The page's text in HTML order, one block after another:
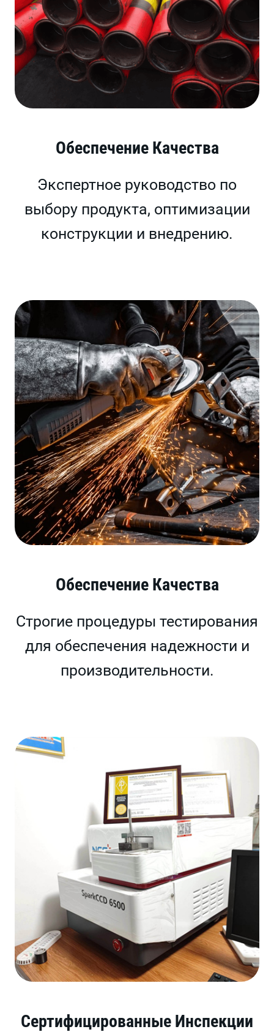
Обеспечение Качества
Экспертное руководство по
выбору продукта, оптимизации
конструкции и внедрению.
Обеспечение Качества
Строгие процедуры тестирования
для обеспечения надежности и
производительности.
Сертифицированные Инспекции